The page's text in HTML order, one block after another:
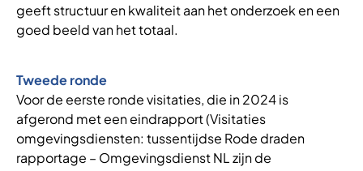
geeft structuur en kwaliteit aan het onderzoek en een
goed beeld van het totaal.
Tweede ronde
Voor de eerste ronde visitaties, die in 2024 is
afgerond met een eindrapport (Visitaties
omgevingsdiensten: tussentijdse Rode draden
rapportage – Omgevingsdienst NL zijn de